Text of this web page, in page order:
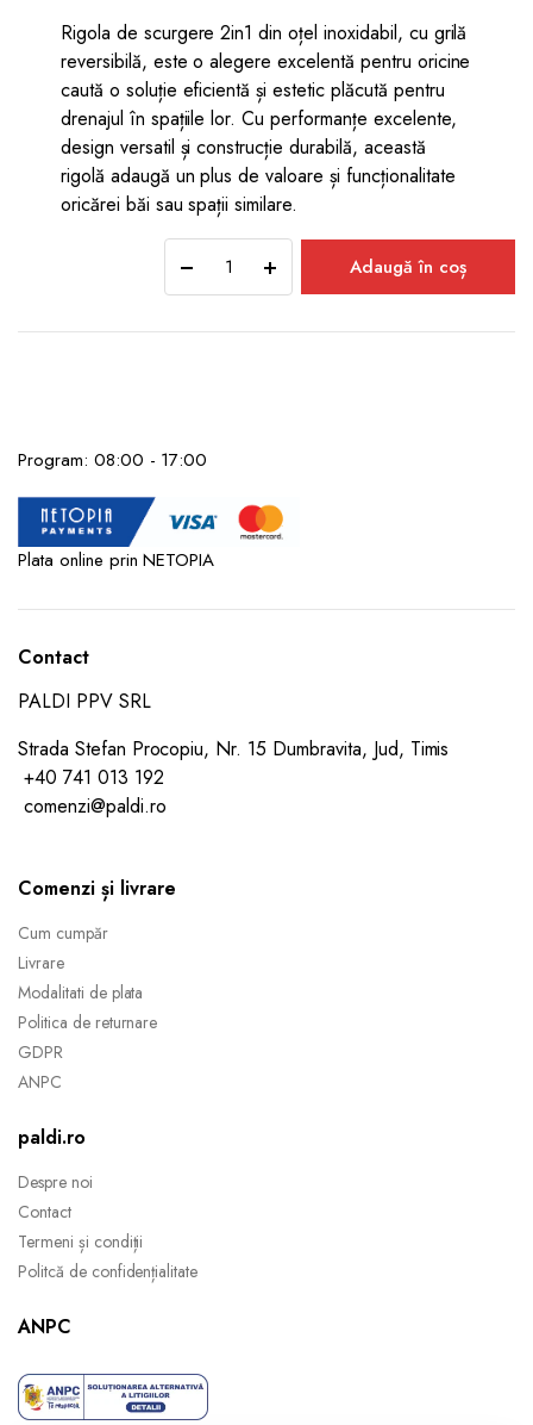
Rigola de scurgere 2in1 din oțel inoxidabil, cu grilă
reversibilă, este o alegere excelentă pentru oricine
caută o soluție eficientă și estetic plăcută pentru
drenajul în spațiile lor. Cu performanțe excelente,
design versatil și construcție durabilă, această
rigolă adaugă un plus de valoare și funcționalitate
oricărei băi sau spații similare.
scurgere
grilă
Crom
quantity
Adaugă în coș
Program: 08:00 - 17:00
Plata online prin NETOPIA
Contact
PALDI PPV SRL
Strada Stefan Procopiu, Nr. 15 Dumbravita, Jud, Timis
+40 741 013 192
comenzi@paldi.ro
Comenzi și livrare
Cum cumpăr
Livrare
Modalitati de plata
Politica de returnare
GDPR
ANPC
paldi.ro
Despre noi
Contact
Termeni și condiții
Politcă de confidențialitate
ANPC